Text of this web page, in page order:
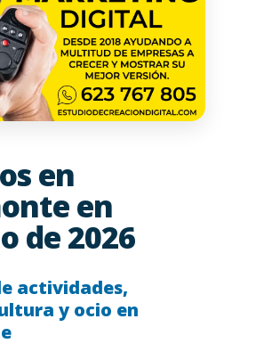
en
en
de 2026
actividades,
y ocio en